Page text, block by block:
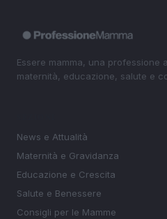
Essere mamma, una professione
maternità, educazione, salute e
News e Attualità
Maternità e Gravidanza
Educazione e Crescita
Salute e Benessere
Consigli per le Mamme